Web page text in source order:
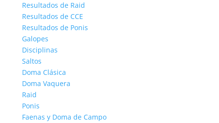
Resultados de Raid
Resultados de CCE
Resultados de Ponis
Galopes
Disciplinas
Saltos
Doma Clásica
Doma Vaquera
Raid
Ponis
Faenas y Doma de Campo